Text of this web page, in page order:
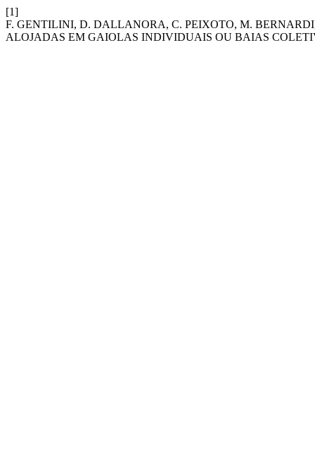
[1]
F. GENTILINI, D. DALLANORA, C. PEIXOTO, M.
ALOJADAS EM GAIOLAS INDIVIDUAIS OU BAIAS